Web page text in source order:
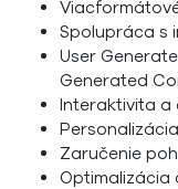
Spolupráca s
User
Generated
Interaktivita a
Zaručenie
Optimalizácia